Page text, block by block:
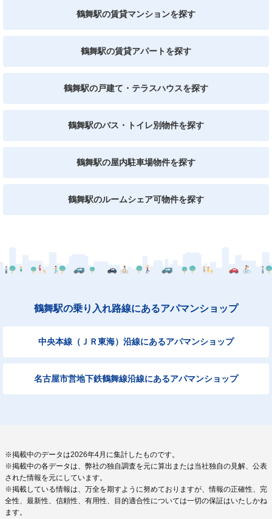
鶴舞駅の賃貸マンションを探す
鶴舞駅の賃貸アパートを探す
鶴舞駅の戸建て・テラスハウスを探す
鶴舞駅のバス・トイレ別物件を探す
鶴舞駅の屋内駐車場物件を探す
鶴舞駅のルームシェア可物件を探す
鶴舞駅の乗り入れ路線にあるアパマンショップ
中央本線（ＪＲ東海）沿線にあるアパマンショップ
名古屋市営地下鉄鶴舞線沿線にあるアパマンショップ
※掲載中のデータは2026年4月に集計したものです。
※掲載中の各データは、弊社の独自調査を元に算出または当社独自の見解、公表
された情報を元にしています。
※掲載している情報は、万全を期すように努めておりますが、情報の正確性、完
全性、最新性、信頼性、有用性、目的適合性については一切の保証はいたしかね
ます。